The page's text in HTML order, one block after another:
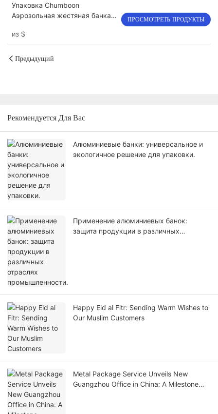
Упаковка Chumboon
Аэрозольная жестяная банка
мл
из $
ПРОСМОТРЕТЬ ПРОДУКТЫ
Предыдущий
Рекомендуется Для Вас
Алюминиевые банки: универсальное и
экологичное решение для упаковки.
Применение алюминиевых банок:
защита продукции в различных
Happy Eid al Fitr: Sending Warm Wishes to
Our Muslim Customers
Metal Package Service Unveils New
Guangzhou Office in China: A Milestone